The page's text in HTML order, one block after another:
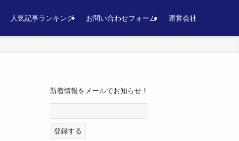
人気記事ランキング お問い合わせフォーム 運営会社
新着情報をメールでお知らせ！